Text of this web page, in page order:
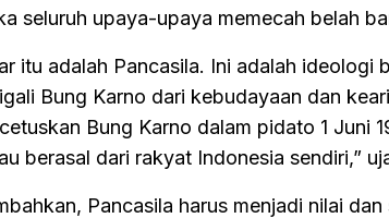
seluruh upaya-upaya memecah belah
itu adalah Pancasila. Ini adalah ideologi
Bung Karno dari kebudayaan dan
Bung Karno dalam pidato 1 Juni
berasal dari rakyat Indonesia sendiri,”
Pancasila harus menjadi nilai